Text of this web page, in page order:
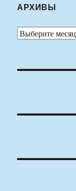
АРХИВЫ
Архивы